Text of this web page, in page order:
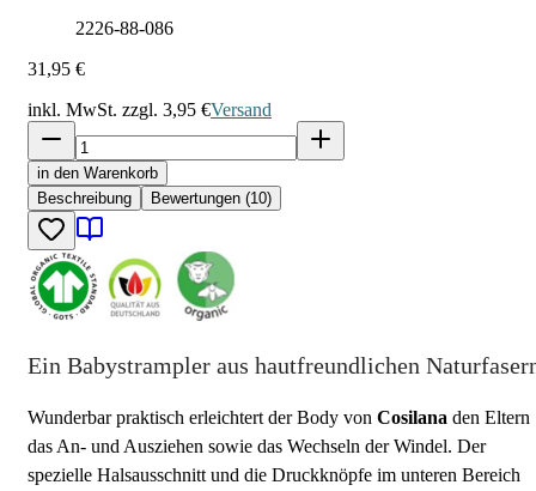
2226-88-086
31,95 €
inkl. MwSt. zzgl. 3,95 €Versand
in den Warenkorb
Beschreibung
Bewertungen (10)
Ein Babystrampler aus hautfreundlichen
Wunderbar praktisch erleichtert der Body von Cosilana den Eltern
das An- und Ausziehen sowie das Wechseln der Windel. Der
spezielle Halsausschnitt und die Druckknöpfe im unteren Bereich